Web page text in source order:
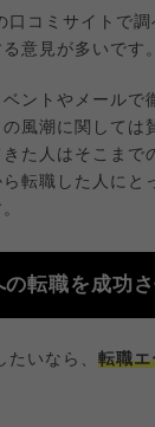
口コミサイトで
意見が多いです。
ントやメールで
風潮に関しては
た人はそこまで
転職した人にと
の転職を成功
たいなら、 転職エ